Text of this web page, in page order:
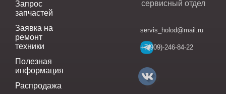
Запрос
запчастей
Заявка на
ремонт
техники
Полезная
информация
Распродажа
сервисный отдел
servis_holod@mail.ru
+7(909)-246-84-22